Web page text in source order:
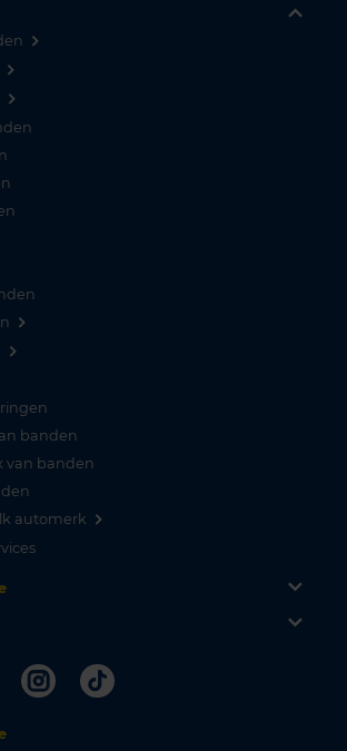
banden
van banden
automerk
Instagram
Tiktok